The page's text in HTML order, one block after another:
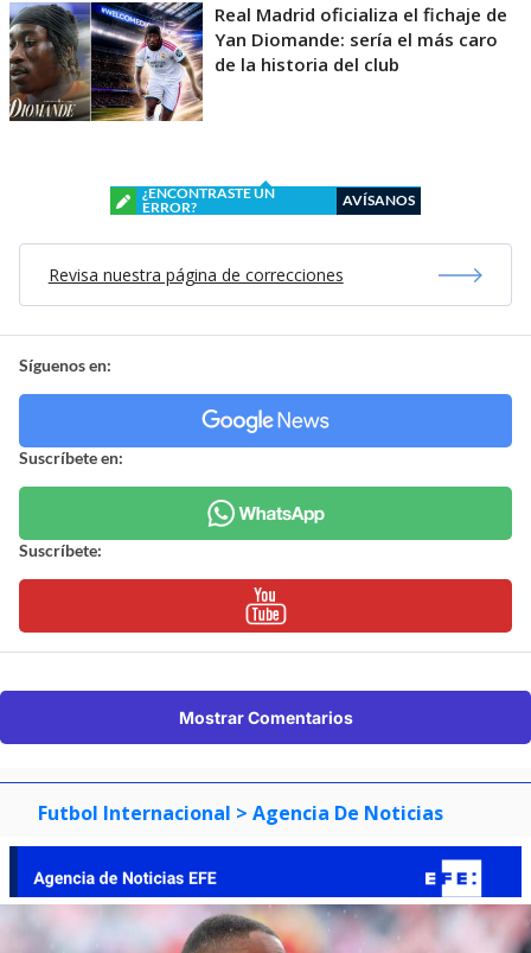
Real Madrid oficializa el fichaje de
Yan Diomande: sería el más caro
de la historia del club
¿ENCONTRASTE UN
ERROR?
AVÍSANOS
Revisa nuestra página de correcciones
Síguenos en:
Suscríbete en:
Suscríbete:
Mostrar Comentarios
Futbol Internacional > Agencia De Noticias